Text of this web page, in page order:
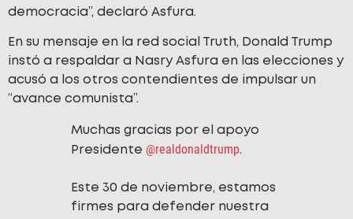
democracia”, declaró Asfura.
En su mensaje en la red social Truth, Donald Trump
instó a respaldar a Nasry Asfura en las elecciones y
acusó a los otros contendientes de impulsar un
“avance comunista”.
Muchas gracias por el apoyo
Presidente @realdonaldtrump.
Este 30 de noviembre, estamos
firmes para defender nuestra